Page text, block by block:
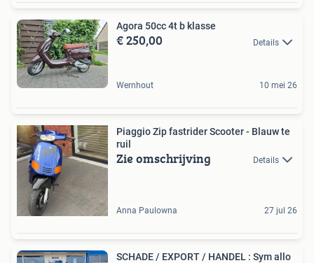
Agora 50cc 4t b klasse
€ 250,00 Details
Wernhout 10 mei 26
Piaggio Zip fastrider Scooter - Blauw te
ruil
Zie omschrijving Details
Anna Paulowna 27 jul 26
SCHADE / EXPORT / HANDEL : Sym allo